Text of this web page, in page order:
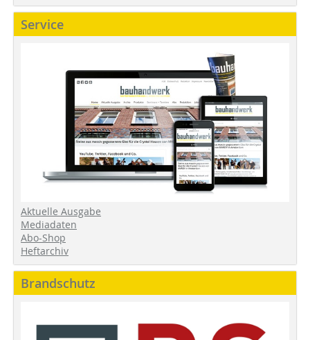
Service
Aktuelle Ausgabe
Mediadaten
Abo-Shop
Heftarchiv
Brandschutz